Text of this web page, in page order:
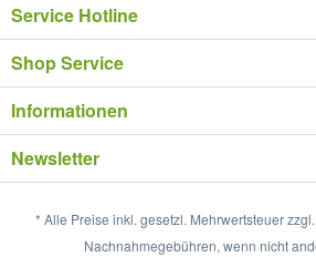
Service Hotline
Shop Service
Informationen
Newsletter
* Alle Preise inkl. gesetzl. Mehrwertsteuer zzgl.
Nachnahmegebühren, wenn nicht